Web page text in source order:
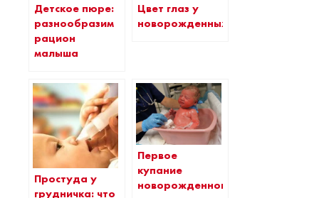
Детское пюре:
разнообразим
рацион
малыша
Цвет глаз у
новорожденных
Простуда у
грудничка: что
Первое
купание
новорожденного